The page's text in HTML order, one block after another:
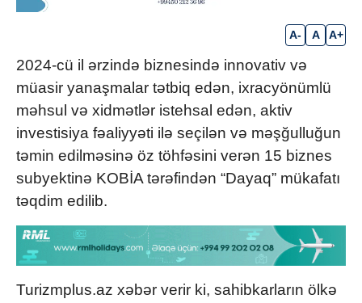
A- A A+
2024-cü il ərzində biznesində innovativ və
müasir yanaşmalar tətbiq edən, ixracyönümlü
məhsul və xidmətlər istehsal edən, aktiv
investisiya fəaliyyəti ilə seçilən və məşğulluğun
təmin edilməsinə öz töhfəsini verən 15 biznes
subyektinə KOBİA tərəfindən “Dayaq” mükafatı
təqdim edilib.
Turizmplus.az xəbər verir ki, sahibkarların ölkə